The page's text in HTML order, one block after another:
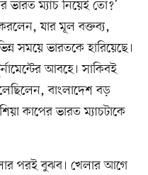
ভারত ম্যাচ নিয়েই তো?’
করলেন, যার মূল বক্তব্য,
সময়ে ভারতকে হারিয়েছে।
আবহে। সাকিবই
বাংলাদেশ বড়
কাপের ভারত ম্যাচটাকে
পরই বুঝব। খেলার আগে